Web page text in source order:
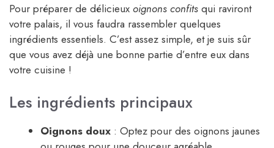
Pour préparer de délicieux oignons confits qui raviront
votre palais, il vous faudra rassembler quelques
ingrédients essentiels. C’est assez simple, et je suis sûr
que vous avez déjà une bonne partie d’entre eux dans
votre cuisine !
Les ingrédients principaux
Oignons doux : Optez pour des oignons jaunes